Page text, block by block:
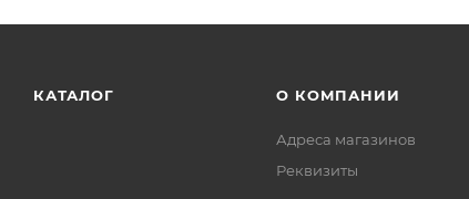
КАТАЛОГ О КОМПАНИИ
Адреса магазинов
Реквизиты